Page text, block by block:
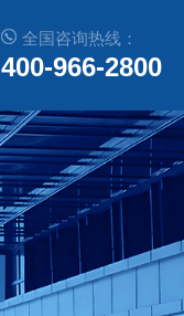
全国咨询热线：
400-966-2800